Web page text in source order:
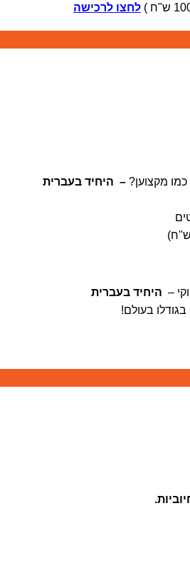
לחצו לרכישה
מקצוען? – היחיד בעברית
– היחיד בעברית
בעולם!